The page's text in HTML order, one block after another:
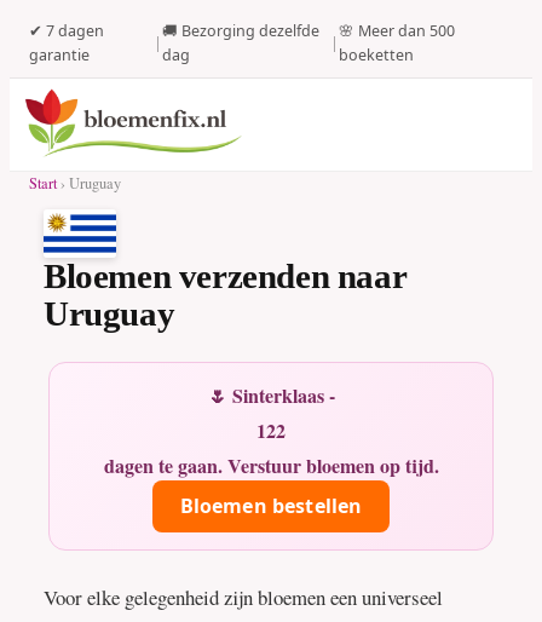
✔ 7 dagen
garantie
|
🚚 Bezorging dezelfde
dag
|
🌸 Meer dan 500
boeketten
Start› Uruguay
Bloemen verzenden naar
Uruguay
🌷 Sinterklaas -
122
dagen te gaan. Verstuur bloemen op tijd.
Bloemen bestellen
Voor elke gelegenheid zijn bloemen een universeel